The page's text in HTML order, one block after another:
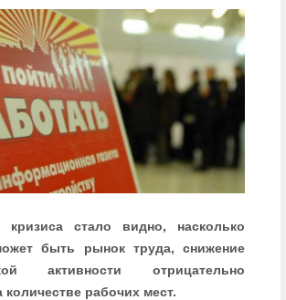
кризиса стало видно, насколько
быть рынок труда, снижение
активности отрицательно
количестве рабочих мест.